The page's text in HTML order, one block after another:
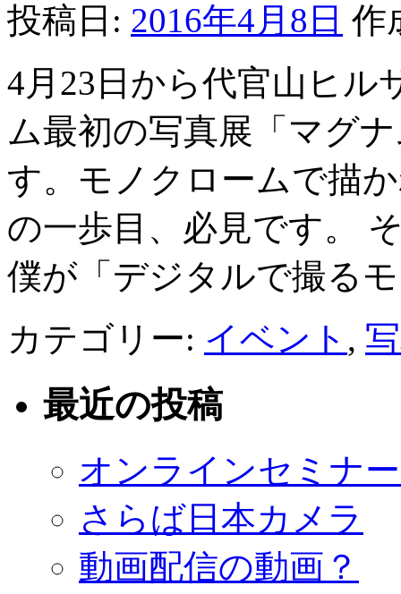
投稿日: 2016年4月8日 作
4月23日から代官山ヒル
ム最初の写真展「マグ
す。モノクロームで描
の一歩目、必見です。
僕が「デジタルで撮る
カテゴリー: イベント ,
最近の投稿
オンラインセミナ
さらば日本カメラ
動画配信の動画？